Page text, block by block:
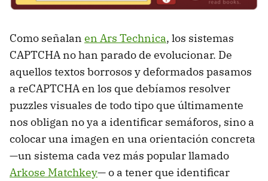
Como señalan en Ars Technica, los sistemas
CAPTCHA no han parado de evolucionar. De
aquellos textos borrosos y deformados pasamos
a reCAPTCHA en los que debíamos resolver
puzzles visuales de todo tipo que últimamente
nos obligan no ya a identificar semáforos, sino a
colocar una imagen en una orientación concreta
—un sistema cada vez más popular llamado
Arkose Matchkey— o a tener que identificar